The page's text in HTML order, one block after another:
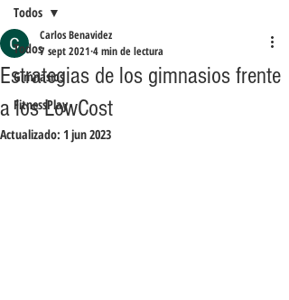
Todos
Gimnasios
FitnessPlay
Todos
Estrategias de los gimnasios frente
a los LowCost
Carlos Benavidez
7 sept 2021 4 min de lectura
Actualizado: 1 jun 2023